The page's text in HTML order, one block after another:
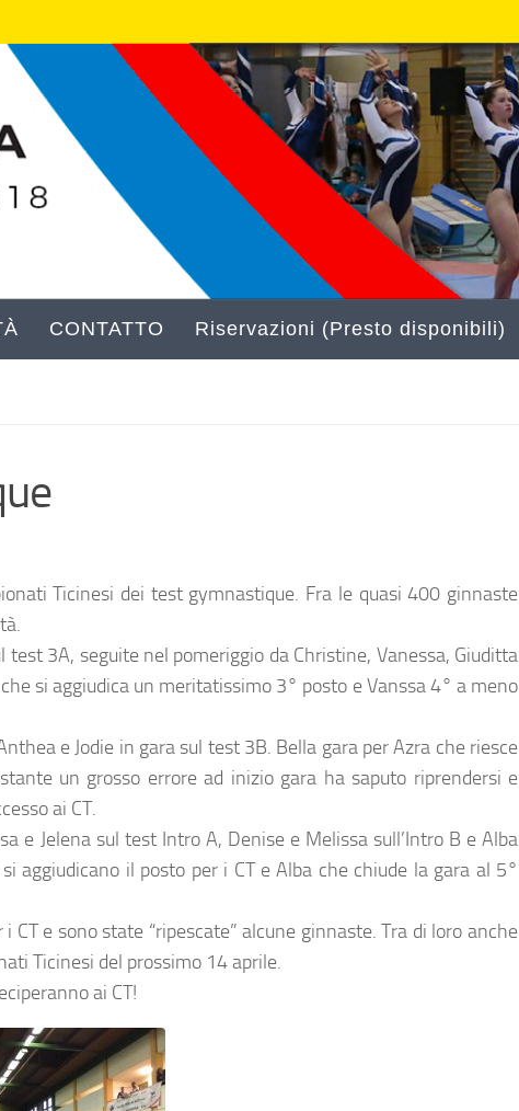
CONTATTO Riservazioni (Presto disponibili)
Ticinesi dei test gymnastique. Fra le quasi 400 ginnaste
3A, seguite nel pomeriggio da Christine, Vanessa, Giuditta
si aggiudica un meritatissimo 3° posto e Vanssa 4° a meno
e Jodie in gara sul test 3B. Bella gara per Azra che riesce
un grosso errore ad inizio gara ha saputo riprendersi e
ai CT.
e Jelena sul test Intro A, Denise e Melissa sull’Intro B e Alba
aggiudicano il posto per i CT e Alba che chiude la gara al 5°
e sono state “ripescate” alcune ginnaste. Tra di loro anche
Ticinesi del prossimo 14 aprile.
ai CT!